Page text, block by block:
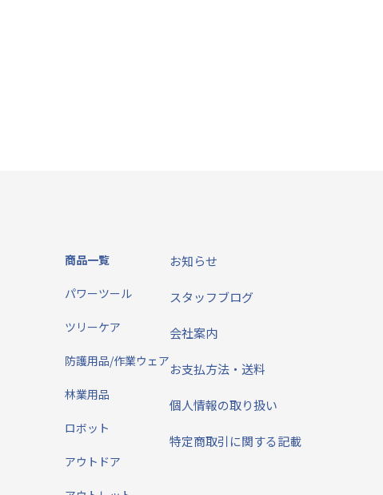
商品一覧
パワーツール
ツリーケア
防護用品/作業ウェア
林業用品
ロボット
アウトドア
お知らせ
スタッフブログ
会社案内
お支払方法・送料
個人情報の取り扱い
特定商取引に関する記載